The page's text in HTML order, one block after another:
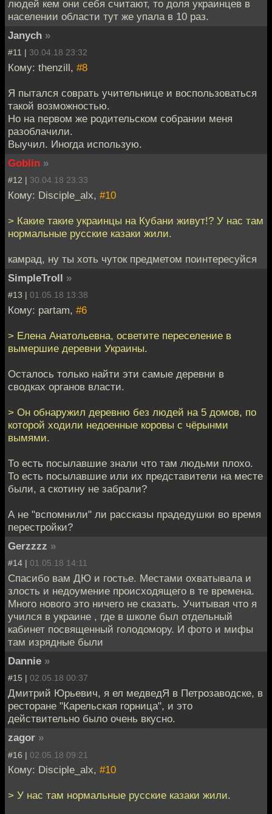
людей кем они себя считают, то доля украинцев в
населении области тут же упала в 10 раз.
Janych »
#11 | 30.04.18 23:32
Кому: thenzill, #8
Я пытался соврать учительнице и воспользоваться
такой возможностью.
Но на первом же родительском собрании меня
разоблачили.
Выучил. Иногда использую.
Goblin »
#12 | 30.04.18 23:33
Кому: Disciple_alx, #10
> Какие такие украинцы на Кубани живут!? У нас там
нормальные русские казаки жили.
камрад, ну ты хоть чуток предметом поинтересуйся
SimpleTroll »
#13 | 01.05.18 13:38
Кому: partam, #6
> Елена Анатольевна, осветите переселение в
вымершие деревни Украины.
Осталось только найти эти самые деревни в
сводках органов власти.
> Он обнаружил деревню без людей на 5 домов, по
которой ходили недоенные коровы с чёрынми
вымями.
То есть посылавшие знали что там людьми плохо.
То есть посылавшие или их представители на месте
были, а скотину не забрали?
А не "вспомнили" ли рассказы прадедушки во время
перестройки?
Gerzzzz »
#14 | 01.05.18 14:11
Спасибо вам ДЮ и гостье. Местами охватывала и
злость и недоумение происходящего в те времена.
Много нового это ничего не сказать. Учитывая что я
учился в украине , где в школе был отдельный
кабинет посвященный голодомору. И фото и мифы
там изрядные были
Dannie »
#15 | 02.05.18 00:37
Дмитрий Юрьевич, я ел медведЯ в Петрозаводске, в
ресторане "Карельская горница", и это
действительно было очень вкусно.
zagor »
#16 | 02.05.18 09:21
Кому: Disciple_alx, #10
> У нас там нормальные русские казаки жили.